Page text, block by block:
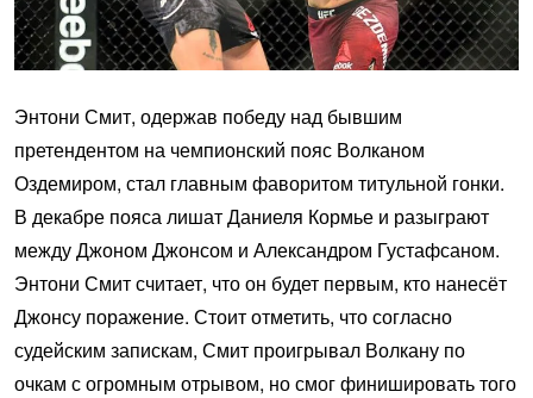
Энтони Смит, одержав победу над бывшим
претендентом на чемпионский пояс Волканом
Оздемиром, стал главным фаворитом титульной гонки.
В декабре пояса лишат Даниеля Кормье и разыграют
между Джоном Джонсом и Александром Густафсаном.
Энтони Смит считает, что он будет первым, кто нанесёт
Джонсу поражение. Стоит отметить, что согласно
судейским запискам, Смит проигрывал Волкану по
очкам с огромным отрывом, но смог финишировать того